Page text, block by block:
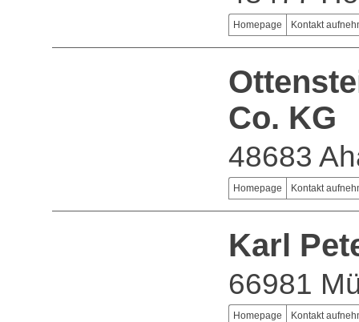
Homepage Kontakt
Co. KG
48683
Homepage Kontakt
Karl
66981
Homepage Kontakt